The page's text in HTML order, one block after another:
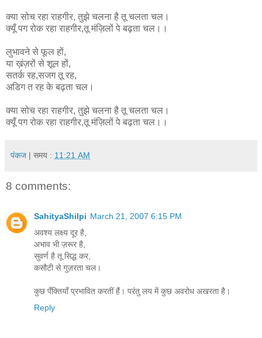
क्या सोच रहा राहगीर, तुझे चलना है तू चलता चल।
क्यूँ पग रोक रहा राहगीर,तू मंज़िलों पे बढ़ता चल।।
लुभावने से फूल हों,
या ख़ंज़रों से शूल हों,
सतर्क रह,सजग तू रह,
अडिग त रह के बढ़ता चल।
क्या सोच रहा राहगीर, तुझे चलना है तू चलता चल।
क्यूँ पग रोक रहा राहगीर,तू मंज़िलों पे बढ़ता चल।।
पंकज | समय : 11:21 AM
8 comments:
SahityaShilpi March 21, 2007 6:15 PM
अवश्य लक्ष्य दूर है,
अभाव भी ज़रूर है,
सुवर्ण है तू सिद्ध कर,
कसौटी से गुज़रता चल।
कुछ पँक्तियाँ प्रभावित करतीं हैं। परंतु लय में कुछ अवरोध अखरता है।
Reply